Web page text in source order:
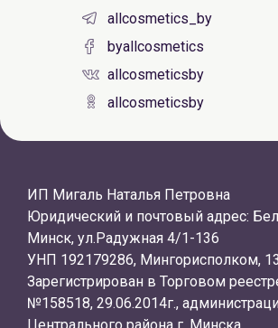
allcosmetics_by
byallcosmetics
allcosmeticsby
allcosmeticsby
ИП Мигаль Наталья Петровна
Юридический и почтовый адрес:
Минск, ул.Радужная 4/1-136
УНП 192179286, Мингорисполком,
Зарегистрирован в Торговом
№158518, 29.06.2014г.,